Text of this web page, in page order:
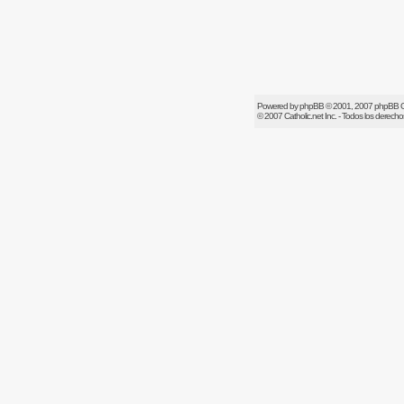
Powered byphpBB© 2001, 2007 phpBB
© 2007Catholic.netInc. - Todos los